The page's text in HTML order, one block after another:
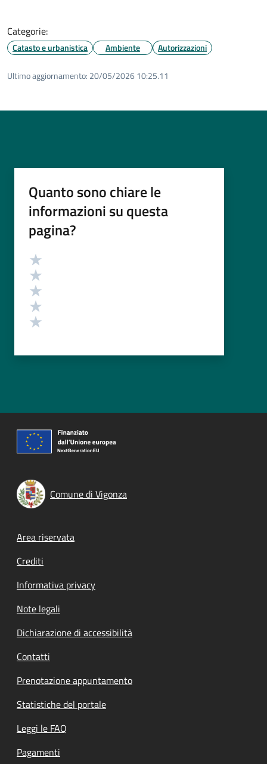
Categorie:
Catasto e urbanistica Ambiente Autorizzazioni
Ultimo aggiornamento: 20/05/2026 10:25.11
Quanto sono chiare le
informazioni su questa
pagina?
Valutazione
Comune di Vigonza
Footer menu
Area riservata
Crediti
Informativa privacy
Note legali
Dichiarazione di accessibilità
Contatti
Prenotazione appuntamento
Statistiche del portale
Leggi le FAQ
Pagamenti